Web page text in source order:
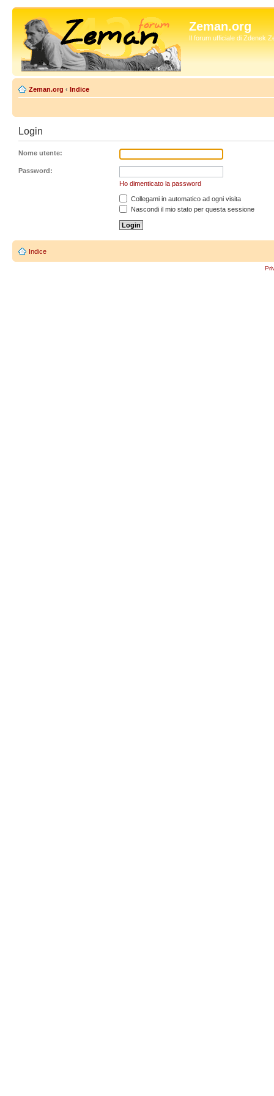
Zeman.org
Il forum ufficiale di Zdenek
Zeman.org ‹ Indice
Login
Nome utente:
Password:
Ho dimenticato la password
Collegami in automatico ad ogni visita
Nascondi il mio stato per questa sessione
Indice